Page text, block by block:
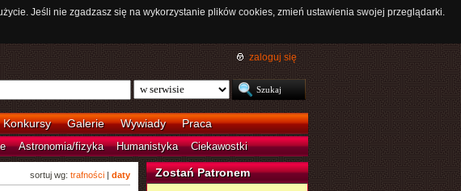
Jeśli nie zgadzasz się na wykorzystanie plików cookies, zmień ustawienia swojej przeglądarki.
zaloguj się
Konkursy Galerie Wywiady Praca
Astronomia/fizyka Humanistyka Ciekawostki
sortuj wg: trafności| daty Zostań Patronem